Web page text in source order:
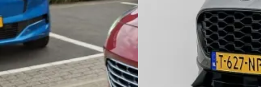
v.a. € 423/mnd
Scherp geprijsd
2020 · 76.983 km · Benzine ·
Handgeschakeld
Van Mossel Ford Goes· Goes 4,4(200)
2023 · 67.724 km · Plug-in hybride ·
Broekhuis Ford De Bilt
4,6(327)